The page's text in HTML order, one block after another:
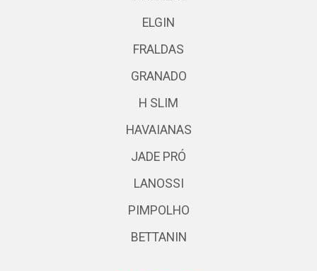
ELGIN
FRALDAS
GRANADO
H SLIM
HAVAIANAS
JADE PRÓ
LANOSSI
PIMPOLHO
BETTANIN